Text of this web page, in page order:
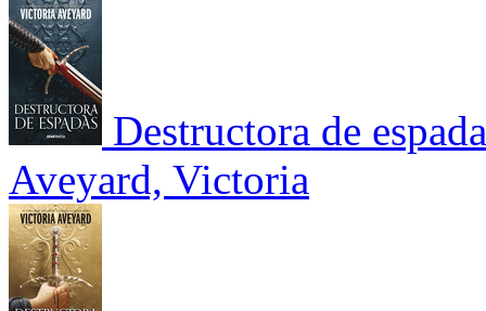
Destructora de
Aveyard, Victoria